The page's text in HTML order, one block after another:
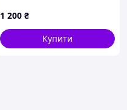
1 200 ₴
Купити